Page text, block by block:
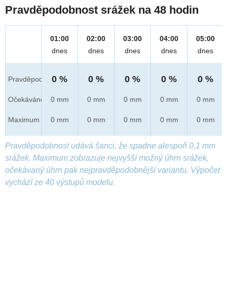
Pravděpodobnost srážek na 48 hodin
Pravděpod.
Očekáváno
Maximum
01:00
dnes
0 %
0 mm
0 mm
02:00
dnes
0 %
0 mm
0 mm
03:00
dnes
0 %
0 mm
0 mm
04:00
dnes
0 %
0 mm
0 mm
05:00
dnes
0 %
0 mm
0 mm
Pravděpodobnost udává šanci, že spadne alespoň 0,1 mm
srážek. Maximum zobrazuje nejvyšší možný úhrn srážek,
očekávaný úhrn pak nejpravděpodobnější variantu. Výpočet
vychází ze 40 výstupů modelu.